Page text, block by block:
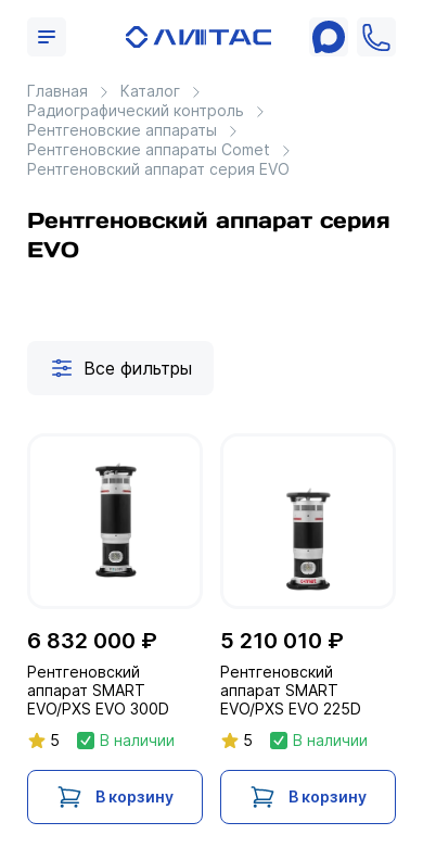
Главная
Каталог
Радиографический контроль
Рентгеновские аппараты
Рентгеновские аппараты Comet
Рентгеновский аппарат серия EVO
Рентгеновский аппарат серия
EVO
Все фильтры
6 832 000 ₽
Рентгеновский
аппарат SMART
EVO/PXS EVO 300D
5
В наличии
В корзину
5 210 010 ₽
Рентгеновский
аппарат SMART
EVO/PXS EVO 225D
5
В наличии
В корзину